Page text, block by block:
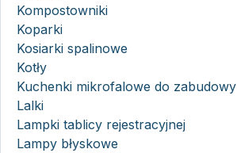
Kompostowniki
Koparki
Kosiarki spalinowe
Kotły
Kuchenki mikrofalowe do zabudowy
Lalki
Lampki tablicy rejestracyjnej
Lampy błyskowe